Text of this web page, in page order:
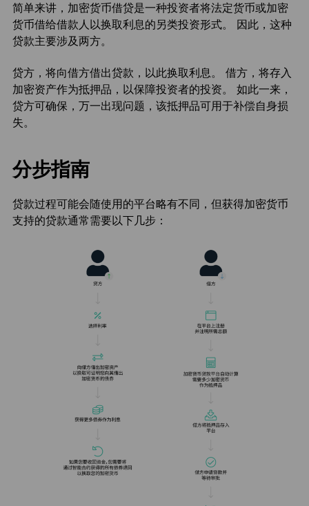
简单来讲，加密货币借贷是一种投资者将法定货币或加密
货币借给借款人以换取利息的另类投资形式。 因此，这种
贷款主要涉及两方。
贷方，将向借方借出贷款，以此换取利息。 借方，将存入
加密资产作为抵押品，以保障投资者的投资。 如此一来，
贷方可确保，万一出现问题，该抵押品可用于补偿自身损
失。
分步指南
贷款过程可能会随使用的平台略有不同，但获得加密货币
支持的贷款通常需要以下几步：